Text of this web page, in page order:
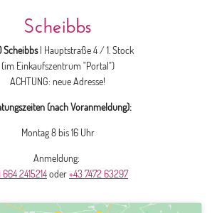
Scheibbs
Scheibbs| Hauptstraße 4 / 1. Stock
(im Einkaufszentrum "Portal")
ACHTUNG: neue Adresse!
(nach Voranmeldung):
Montag 8 bis 16 Uhr
Anmeldung:
664 2415214oder+43 7472 63297